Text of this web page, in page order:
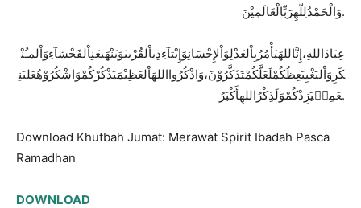
وَالْحَمْدُلِلّهِرَبِّالْعَالَمِيْنَ .
عِبَادَاللهِ،إِنَّاللهَيَأْمُرُبِاْلعَدْلِوَاْلإِحْسَانِوَإِيْتآءِذِياْلقُرْبىَوَيَنْهَىعَنِاْلفَحْشآءِوَاْلمـُنْ
كَرِ وَاْلبَغْيِيَعِظُكُمْلَعَلَّكُمْتَذَكَّرُوْنَ،وَاذْكُرُوااللهَاْلعَظِيْمَيَذْكُرْكُمْوَاشْكُرُوْهُعَلىَنِ
عَمِهيَزِدْكُمْوَلَذِكْرُاللهِأَكْبَرُ .
Download Khutbah Jumat: Merawat Spirit Ibadah Pasca
Ramadhan
DOWNLOAD